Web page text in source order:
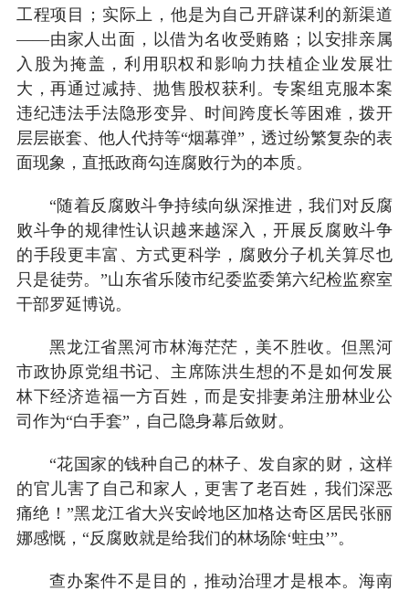
工程项目；实际上，他是为自己开辟谋利的新渠道
——由家人出面，以借为名收受贿赂；以安排亲属
入股为掩盖，利用职权和影响力扶植企业发展壮
大，再通过减持、抛售股权获利。专案组克服本案
违纪违法手法隐形变异、时间跨度长等困难，拨开
层层嵌套、他人代持等“烟幕弹”，透过纷繁复杂的表
面现象，直抵政商勾连腐败行为的本质。
“随着反腐败斗争持续向纵深推进，我们对反腐
败斗争的规律性认识越来越深入，开展反腐败斗争
的手段更丰富、方式更科学，腐败分子机关算尽也
只是徒劳。”山东省乐陵市纪委监委第六纪检监察室
干部罗延博说。
黑龙江省黑河市林海茫茫，美不胜收。但黑河
市政协原党组书记、主席陈洪生想的不是如何发展
林下经济造福一方百姓，而是安排妻弟注册林业公
司作为“白手套”，自己隐身幕后敛财。
“花国家的钱种自己的林子、发自家的财，这样
的官儿害了自己和家人，更害了老百姓，我们深恶
痛绝！”黑龙江省大兴安岭地区加格达奇区居民张丽
娜感慨，“反腐败就是给我们的林场除‘蛀虫’”。
查办案件不是目的，推动治理才是根本。海南